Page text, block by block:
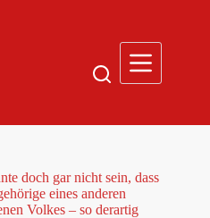
doch gar nicht sein, dass
eines anderen
Volkes – so derartig